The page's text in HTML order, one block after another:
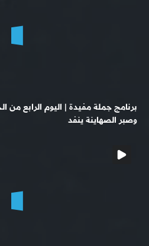
برنامج جملة مفيدة | اليوم الرابع من
وصبر الصهاينة ينفد